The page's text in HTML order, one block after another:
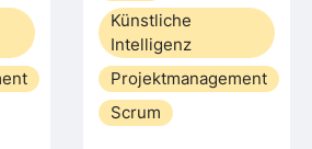
Künstliche
Intelligenz
Projektmanagement
Scrum